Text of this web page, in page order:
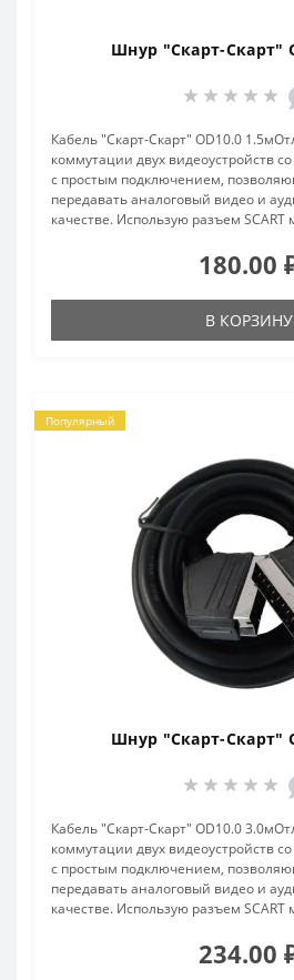
Шнур "Скарт-Скарт"
Кабель "Скарт-Скарт" OD10.0
коммутации двух видеоустройств
с простым подключением,
передавать аналоговый видео и
качестве. Использую разъем
180.00
В КОРЗИНУ
Популярный
Шнур "Скарт-Скарт"
Кабель "Скарт-Скарт" OD10.0
коммутации двух видеоустройств
с простым подключением,
передавать аналоговый видео и
качестве. Использую разъем
234.00